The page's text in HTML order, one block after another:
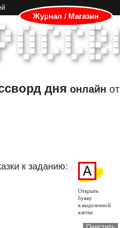
Журнал / Магазин
дня онлайн от
к заданию:
Открыть
букву
в выделенной
клетке